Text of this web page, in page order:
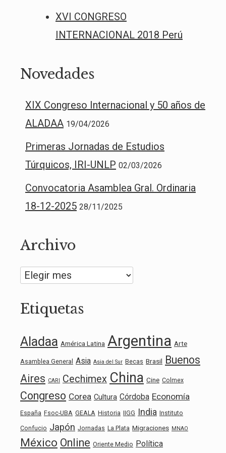
XVI CONGRESO
INTERNACIONAL 2018 Perú
Novedades
XIX Congreso Internacional y 50 años de
ALADAA 19/04/2026
Primeras Jornadas de Estudios
Túrquicos, IRI-UNLP 02/03/2026
Convocatoria Asamblea Gral. Ordinaria
18-12-2025 28/11/2025
Archivo
Archivo
Etiquetas
Aladaa América Latina Argentina Arte
Asamblea General Asia Asia del Sur Becas Brasil
Buenos
Aires CARI Cechimex China Cine Colmex
Congreso Corea Cultura Córdoba Economía
España Fsoc-UBA GEALA Historia IIGG India Instituto
Confucio Japón Jornadas La Plata Migraciones MNAO
México Online Oriente Medio Política